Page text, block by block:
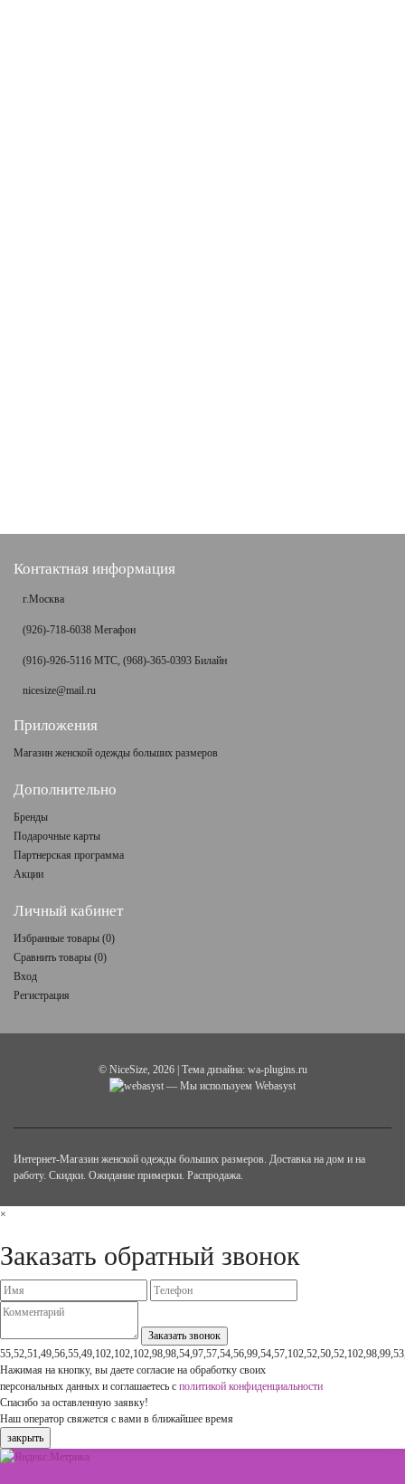
Контактная информация
г.Москва
(926)-718-6038 Мегафон
(916)-926-5116 МТС, (968)-365-0393 Билайн
nicesize@mail.ru
Приложения
Магазин женской одежды больших размеров
Дополнительно
Бренды
Подарочные карты
Партнерская программа
Акции
Личный кабинет
Избранные товары (0)
Сравнить товары (0)
Вход
Регистрация
© NiceSize, 2026 | Тема дизайна: wa-plugins.ru
— Мы используем Webasyst
Интернет-Магазин женской одежды больших размеров. Доставка на дом и на
работу. Скидки. Ожидание примерки. Распродажа.
×
Заказать обратный звонок
Нажимая на кнопку, вы даете согласие на обработку своих
персональных данных и соглашаетесь с политикой конфиденциальности
Спасибо за оставленную заявку!
Наш оператор свяжется с вами в ближайшее время
закрыть